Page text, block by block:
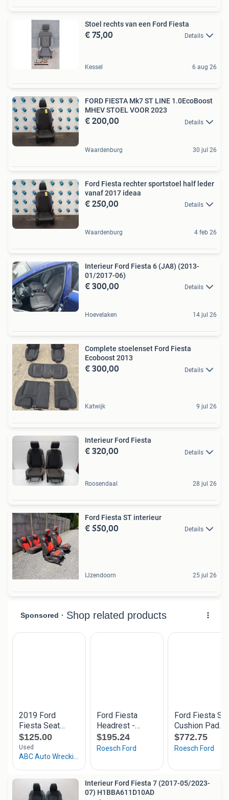
Stoel rechts van een Ford Fiesta
€ 75,00 Details
Kessel 6 aug 26
FORD FIESTA Mk7 ST LINE 1.0EcoBoost
MHEV STOEL VOOR 2023
€ 200,00 Details
Waardenburg 30 jul 26
Ford Fiesta rechter sportstoel half leder
vanaf 2017 ideaa
€ 250,00 Details
Waardenburg 4 feb 26
Interieur Ford Fiesta 6 (JA8) (2013-
01/2017-06)
€ 300,00 Details
Hoevelaken 14 jul 26
Complete stoelenset Ford Fiesta
Ecoboost 2013
€ 300,00 Details
Katwijk 9 jul 26
Interieur Ford Fiesta
€ 320,00 Details
Roosendaal 28 jul 26
Ford Fiesta ST interieur
€ 550,00 Details
IJzendoorn 25 jul 26
Interieur Ford Fiesta 7 (2017-05/2023-
07) H1BBA611D10AD